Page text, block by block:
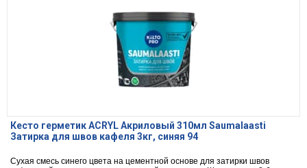
Кесто герметик ACRYL Акриловый 310мл Saumalaasti
Затирка для швов кафеля 3кг, синяя 94
Сухая смесь синего цвета на цементной основе для затирки швов